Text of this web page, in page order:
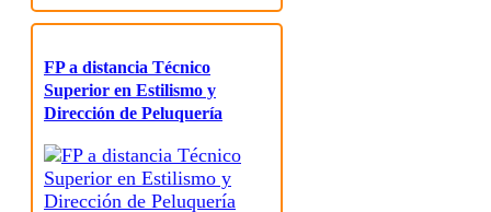
FP a distancia Técnico
Superior en Estilismo y
Dirección de Peluquería